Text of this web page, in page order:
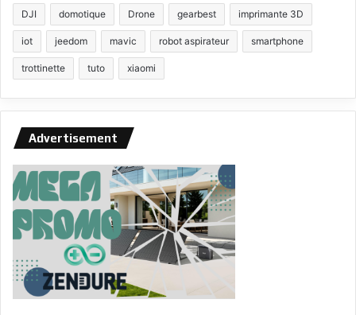
DJI domotique Drone gearbest imprimante 3D
iot jeedom mavic robot aspirateur smartphone
trottinette tuto xiaomi
Advertisement